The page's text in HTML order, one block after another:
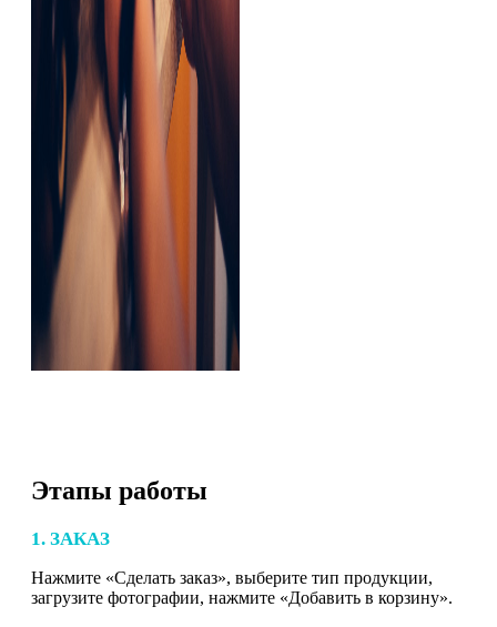
Этапы работы
1. ЗАКАЗ
Нажмите «Сделать заказ», выберите тип продукции,
загрузите фотографии, нажмите «Добавить в корзину».